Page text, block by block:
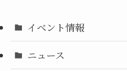
イベント情報
ニュース